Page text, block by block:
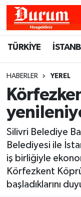
TÜRKİYE
HABERLER YEREL
Silivri Belediye
Belediyesi ile
iş birliğiyle
Körfezkent
başladıklarını
Hava Durumu
Namaz
Trafik
Süper Lig
Tüm
Son Dakika